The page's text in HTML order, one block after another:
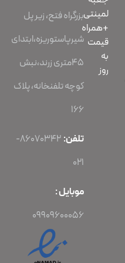
لمینتی
+همراه
قیمت
به
روز
بزرگراه فتح، زیر پل
شیرپاستوریزه،ابتدای
45متری زرند،نبش
کوچه تلفنخانه، پلاک
166
تلفن:
86070342-
021
موبایل :
09909600056